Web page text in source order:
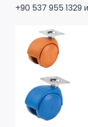
+90 537 955 1329